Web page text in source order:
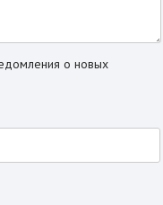
о новых